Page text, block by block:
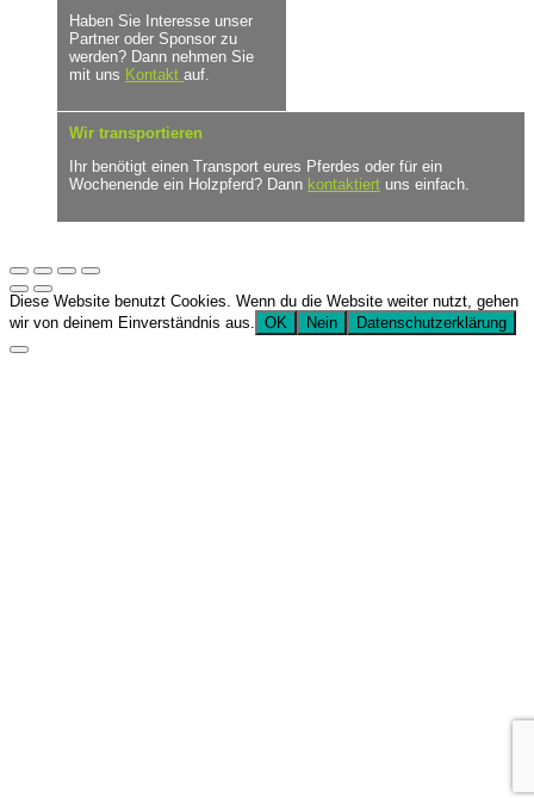
Haben Sie Interesse unser
Partner oder Sponsor zu
werden? Dann nehmen Sie
mit uns Kontakt auf.
Wir transportieren
Ihr benötigt einen Transport eures Pferdes oder für ein
Wochenende ein Holzpferd? Dann kontaktiert uns einfach.
Diese Website benutzt Cookies. Wenn du die Website weiter nutzt, gehen
wir von deinem Einverständnis aus.
OK Nein Datenschutzerklärung